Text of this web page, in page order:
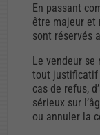
En passant
être majeur et
sont réservés
Le vendeur
tout justificatif
cas de refus,
sérieux sur
ou annuler la